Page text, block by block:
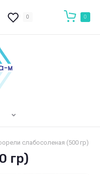
0 0
слабосоленая (500 гр)
гр)